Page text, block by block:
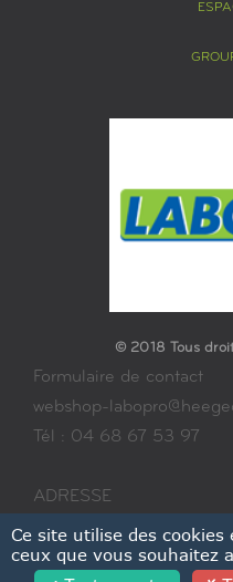
© 2018 Tous
Formulaire de contact
webshop-
Tél : 04 68 67 53 97
ADRESSE
2 Rue De La Côte
66280 Saleilles
Ce site utilise des
ceux que vous souhaitez